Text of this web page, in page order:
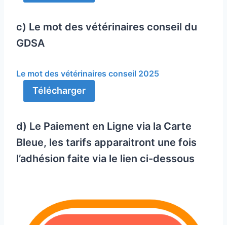
c) Le mot des vétérinaires conseil du
GDSA
Le mot des vétérinaires conseil 2025
Télécharger
d) Le Paiement en Ligne via la Carte
Bleue, les tarifs apparaitront une fois
l’adhésion faite via le lien ci-dessous